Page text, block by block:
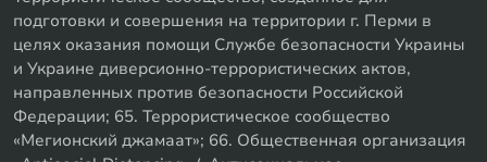
подготовки и совершения на территории г. Перми в
целях оказания помощи Службе безопасности Украины
и Украине диверсионно-террористических актов,
направленных против безопасности Российской
Федерации; 65. Террористическое сообщество
«Мегионский джамаат»; 66. Общественная организация